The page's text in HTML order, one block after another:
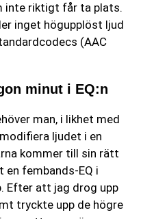
inte riktigt får ta plats.
inget högupplöst ljud
(AAC
minut i EQ:n
man, i likhet med
ljudet i en
kommer till sin rätt
en fembands-EQ i
Efter att jag drog upp
tryckte upp de högre